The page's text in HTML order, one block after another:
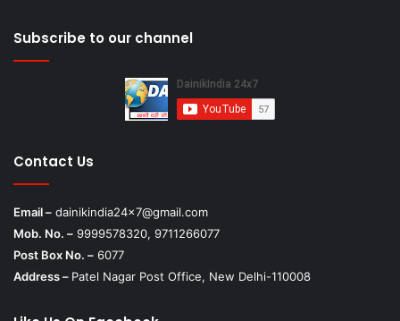
Subscribe to our channel
Contact Us
Email – dainikindia24x7@gmail.com
Mob. No. – 9999578320, 9711266077
Post Box No. – 6077
Address – Patel Nagar Post Office, New Delhi-110008